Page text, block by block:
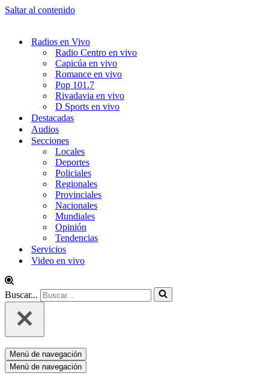
Saltar al contenido
Radios en Vivo
Radio Centro en vivo
Capicúa en vivo
Romance en vivo
Pop 101.7
Rivadavia en vivo
D Sports en vivo
Destacadas
Audios
Secciones
Locales
Deportes
Policiales
Regionales
Provinciales
Nacionales
Mundiales
Opinión
Tendencias
Servicios
Video en vivo
Buscar...
Menú de navegación
Menú de navegación